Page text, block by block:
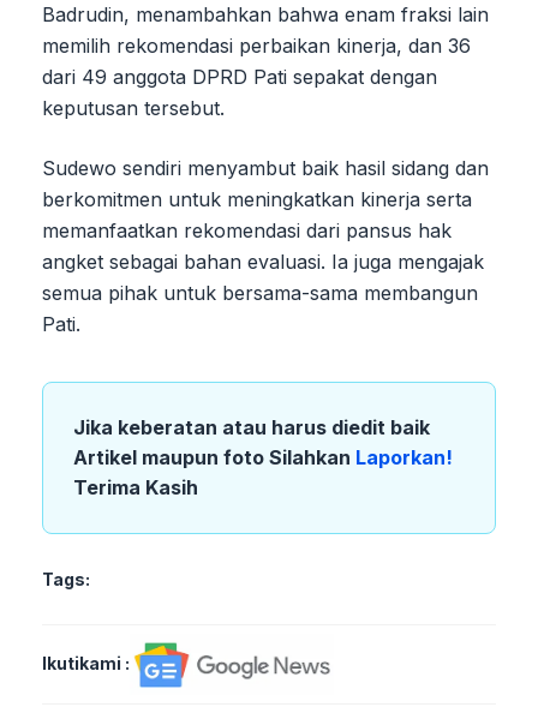
Badrudin, menambahkan bahwa enam fraksi lain
memilih rekomendasi perbaikan kinerja, dan 36
dari 49 anggota DPRD Pati sepakat dengan
keputusan tersebut.
Sudewo sendiri menyambut baik hasil sidang dan
berkomitmen untuk meningkatkan kinerja serta
memanfaatkan rekomendasi dari pansus hak
angket sebagai bahan evaluasi. Ia juga mengajak
semua pihak untuk bersama-sama membangun
Pati.
Jika keberatan atau harus diedit baik
Artikel maupun foto Silahkan Laporkan!
Terima Kasih
Tags:
Ikutikami :